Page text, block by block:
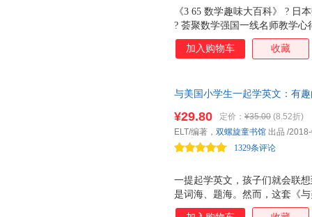
《3 65 数学趣味大百科》 ? 日
? 荟聚数学强国一线名师教学
上数学的神奇魔法书 ? ? ? 百
师张巧梅张岩峰齐力推荐 ? 一
学，图形中的数学，体验中的
队数学大牛云集 ? 百年小学一
《365数学趣味大百科》的编著
学
加入购物车 收藏
与美国小学生一起学英文：有
然会爱上英语。每周5天、每天
学生一样学英语！新东方名师
一提起学英文，孩子们就会联
是词海、题海。然而，这套《
却与众不同： 1. 内容丰富有趣
¥29.80 定价： ¥35.00 (8.52折)
1329条评论
ELT/编著， 双螺旋童书馆 出品 /